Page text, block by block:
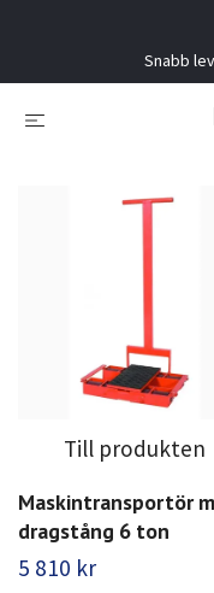
Snabb
Till produkten
Maskintransportör
dragstång 6 ton
5 810 kr